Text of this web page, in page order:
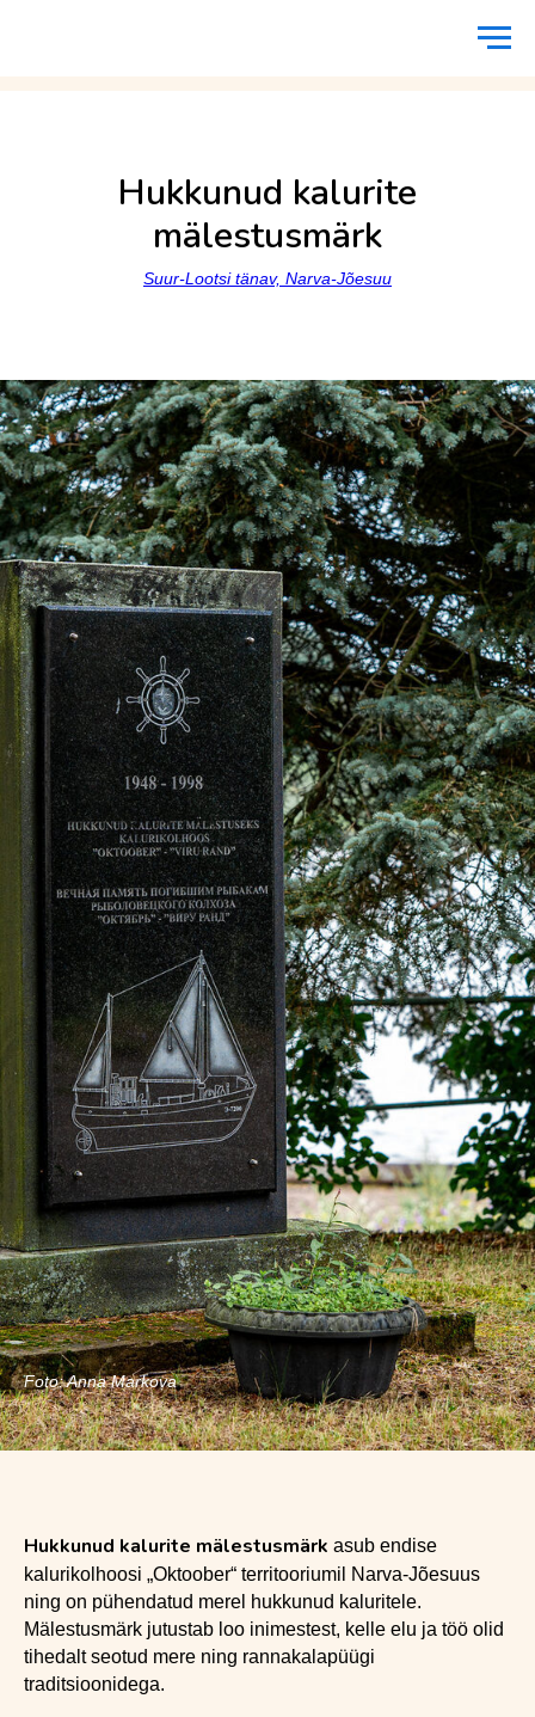
Hukkunud kalurite
mälestusmärk
Suur-Lootsi tänav, Narva-Jõesuu
Foto: Anna Markova
Hukkunud kalurite mälestusmärk asub endise
kalurikolhoosi „Oktoober“ territooriumil Narva-Jõesuus
ning on pühendatud merel hukkunud kaluritele.
Mälestusmärk jutustab loo inimestest, kelle elu ja töö olid
tihedalt seotud mere ning rannakalapüügi
traditsioonidega.